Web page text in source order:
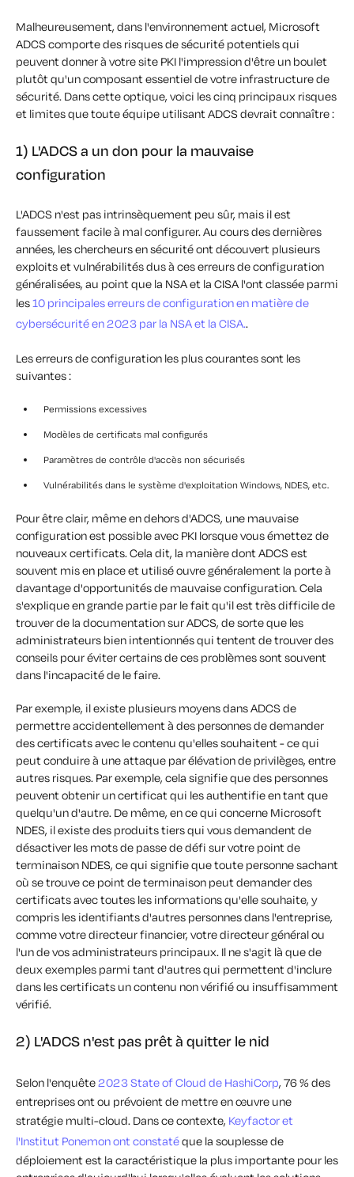
Malheureusement, dans l'environnement actuel, Microsoft
ADCS comporte des risques de sécurité potentiels qui
peuvent donner à votre site PKI l'impression d'être un boulet
plutôt qu'un composant essentiel de votre infrastructure de
sécurité. Dans cette optique, voici les cinq principaux risques
et limites que toute équipe utilisant ADCS devrait connaître :
1) L'ADCS a un don pour la mauvaise
configuration
L'ADCS n'est pas intrinsèquement peu sûr, mais il est
faussement facile à mal configurer. Au cours des dernières
années, les chercheurs en sécurité ont découvert plusieurs
exploits et vulnérabilités dus à ces erreurs de configuration
généralisées, au point que la NSA et la CISA l'ont classée parmi
les10 principales erreurs de configuration en matière de
cybersécurité en 2023 par la NSA et la CISA..
Les erreurs de configuration les plus courantes sont les
suivantes :
Permissions excessives
Modèles de certificats mal configurés
Paramètres de contrôle d'accès non sécurisés
Vulnérabilités dans le système d'exploitation Windows, NDES, etc.
Pour être clair, même en dehors d'ADCS, une mauvaise
configuration est possible avec PKI lorsque vous émettez de
nouveaux certificats. Cela dit, la manière dont ADCS est
souvent mis en place et utilisé ouvre généralement la porte à
davantage d'opportunités de mauvaise configuration. Cela
s'explique en grande partie par le fait qu'il est très difficile de
trouver de la documentation sur ADCS, de sorte que les
administrateurs bien intentionnés qui tentent de trouver des
conseils pour éviter certains de ces problèmes sont souvent
dans l'incapacité de le faire.
Par exemple, il existe plusieurs moyens dans ADCS de
permettre accidentellement à des personnes de demander
des certificats avec le contenu qu'elles souhaitent - ce qui
peut conduire à une attaque par élévation de privilèges, entre
autres risques. Par exemple, cela signifie que des personnes
peuvent obtenir un certificat qui les authentifie en tant que
quelqu'un d'autre. De même, en ce qui concerne Microsoft
NDES, il existe des produits tiers qui vous demandent de
désactiver les mots de passe de défi sur votre point de
terminaison NDES, ce qui signifie que toute personne sachant
où se trouve ce point de terminaison peut demander des
certificats avec toutes les informations qu'elle souhaite, y
compris les identifiants d'autres personnes dans l'entreprise,
comme votre directeur financier, votre directeur général ou
l'un de vos administrateurs principaux. Il ne s'agit là que de
deux exemples parmi tant d'autres qui permettent d'inclure
dans les certificats un contenu non vérifié ou insuffisamment
vérifié.
2) L'ADCS n'est pas prêt à quitter le nid
Selon l'enquête2023 State of Cloud de HashiCorp, 76 % des
entreprises ont ou prévoient de mettre en œuvre une
stratégie multi-cloud. Dans ce contexte, Keyfactor et
l'Institut Ponemon ont constatéque la souplesse de
déploiement est la caractéristique la plus importante pour les